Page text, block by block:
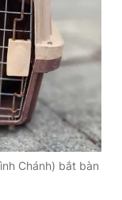
cáo
Chính sách bảo
Chánh) bắt bàn